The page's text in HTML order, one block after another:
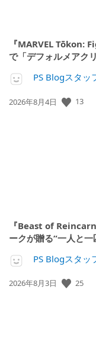
『MARVEL Tōkon:
で「デフォルメアク
PS Blogスタッ
公
2026年8月4日 13
『Beast of
ークが贈る“一人と一
PS Blogスタッ
公
2026年8月3日 25